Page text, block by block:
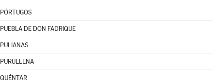
PÓRTUGOS
PUEBLA DE DON FADRIQUE
PULIANAS
PURULLENA
QUÉNTAR